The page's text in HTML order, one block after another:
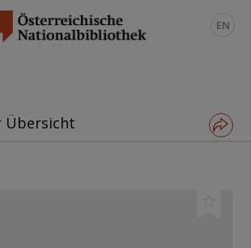
EN
Übersicht